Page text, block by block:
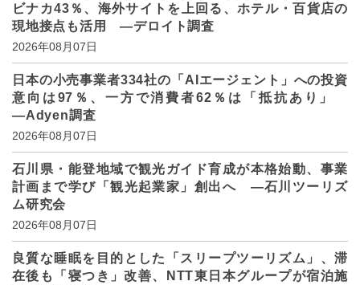
ビナカ43％、海外サイトを上回る、ホテル・百貨店の
現地接点も活用 ―デロイト調査
2026年08月07日
日本の小売事業者334社の「AIエージェント」への投資
意向は97％、一方で消費者62％は「抵抗あり」
―Adyen調査
2026年08月07日
石川県・能登地域で観光ガイド育成が本格始動、事業
計画まで学び「観光起業家」創出へ ―石川ツーリズ
ム研究会
2026年08月07日
良質な睡眠を目的とした「スリープツーリズム」、滞
在後も「寝つき」改善、NTT東日本グループが宿泊施